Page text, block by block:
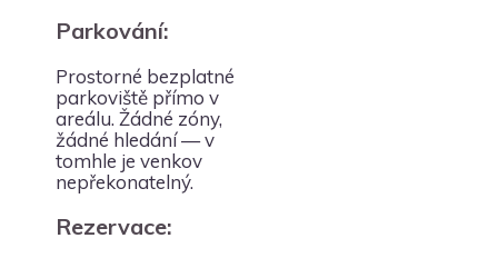
Parkování:
Prostorné bezplatné
parkoviště přímo v
areálu. Žádné zóny,
žádné hledání — v
tomhle je venkov
nepřekonatelný.
Rezervace: